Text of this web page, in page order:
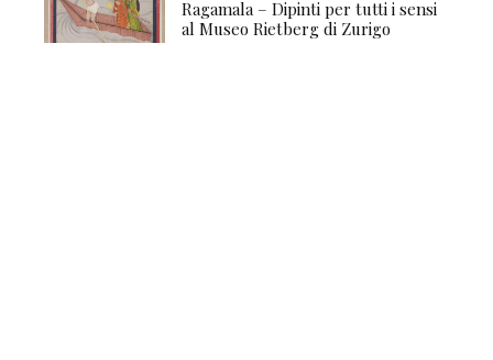
Ragamala – Dipinti per tutti i sensi
al Museo Rietberg di Zurigo